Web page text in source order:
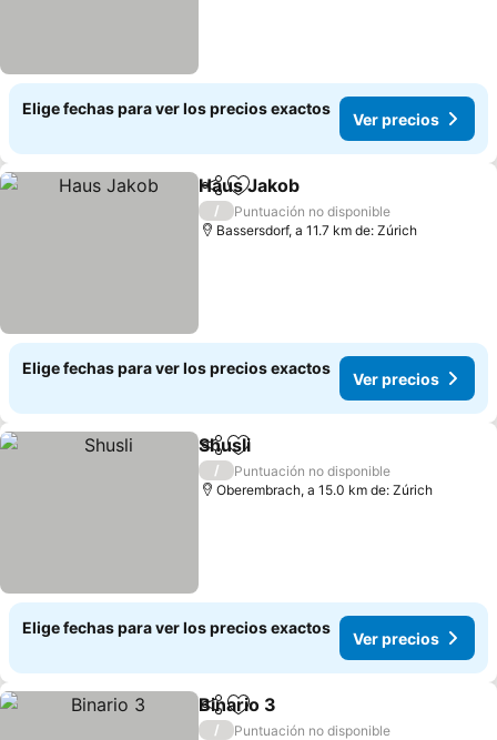
Elige fechas para ver los precios exactos
Ver precios
CompartirAgregar a favoritos
Haus Jakob
/
Puntuación no disponible
Bassersdorf, a 11.7 km de: Zúrich
Elige fechas para ver los precios exactos
Ver precios
CompartirAgregar a favoritos
Shusli
/
Puntuación no disponible
Oberembrach, a 15.0 km de: Zúrich
Elige fechas para ver los precios exactos
Ver precios
CompartirAgregar a favoritos
Binario 3
/
Puntuación no disponible